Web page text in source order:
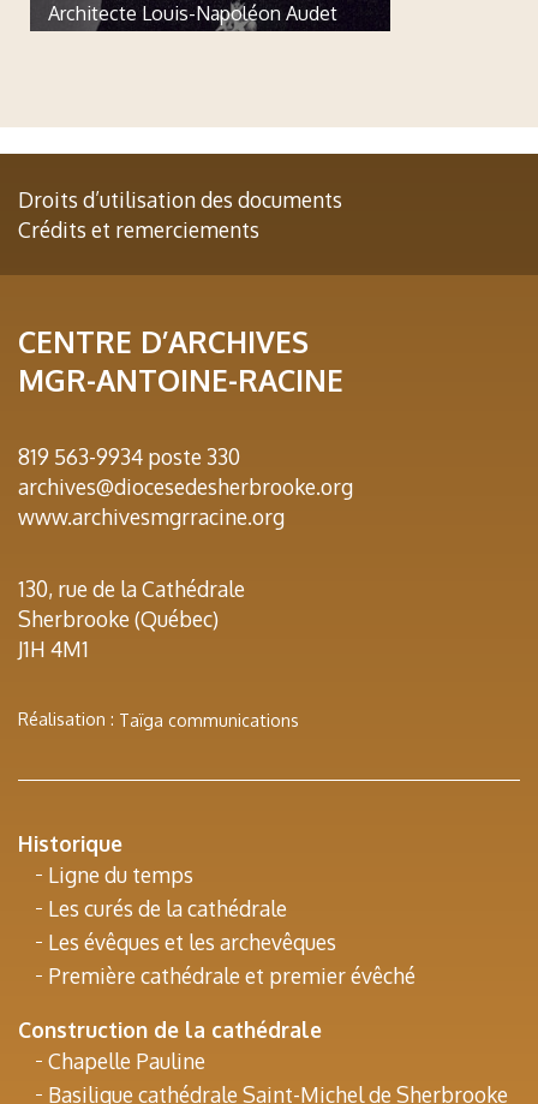
Architecte Louis-Napoléon Audet
Droits d’utilisation des documents
Crédits et remerciements
CENTRE D’ARCHIVES
MGR-ANTOINE-RACINE
819 563-9934 poste 330
archives@diocesedesherbrooke.org
www.archivesmgrracine.org
130, rue de la Cathédrale
Sherbrooke (Québec)
J1H 4M1
Réalisation : Taïga communications
Historique
Ligne du temps
Les curés de la cathédrale
Les évêques et les archevêques
Première cathédrale et premier évêché
Construction de la cathédrale
Chapelle Pauline
Basilique cathédrale Saint-Michel de Sherbrooke